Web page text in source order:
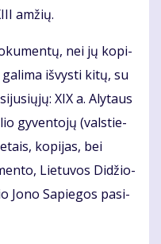
am­žių.
nei jų ko­pi­
iš­vys­ti ki­tų, su
XIX a. Aly­taus
gy­ven­to­jų (vals­tie­
ko­pi­jas, bei
Lie­tu­vos Di­džio­
Jo­no Sa­pie­gos pa­si­